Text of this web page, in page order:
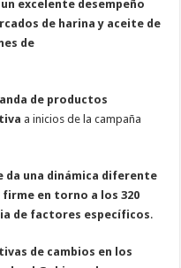
un excelente desempeño
de harina y aceite de
de
de productos
a inicios de la campaña
da una dinámica diferente
en torno a los 320
de factores específicos.
de cambios en los